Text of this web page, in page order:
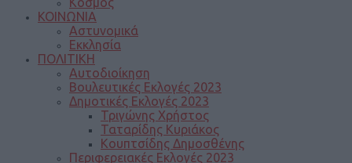
ΚΟΙΝΩΝΙΑ
Αστυνομικά
Εκκλησία
ΠΟΛΙΤΙΚΗ
Αυτοδιοίκηση
Βουλευτικές Εκλογές 2023
Δημοτικές Εκλογές 2023
Τριγώνης Χρήστος
Ταταρίδης Κυριάκος
Κουπτσίδης Δημοσθένης
Περιφερειακές Εκλογές 2023